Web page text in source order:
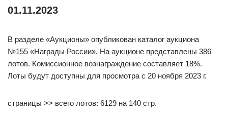
01.11.2023
В разделе «Аукционы» опубликован каталог аукциона
№155 «Награды России». На аукционе представлены 386
лотов. Комиссионное вознаграждение составляет 18%.
Лоты будут доступны для просмотра с 20 ноября 2023 г.
страницы >> всего лотов: 6129 на 140 стр.